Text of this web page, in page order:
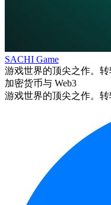
SACHI Game
游戏世界的顶尖之作。
加密货币与 Web3
游戏世界的顶尖之作。